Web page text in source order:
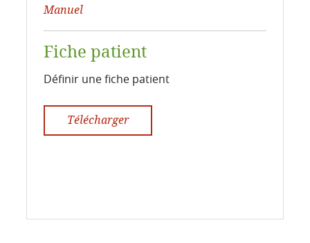
Manuel
Fiche patient
Définir une fiche patient
Télécharger